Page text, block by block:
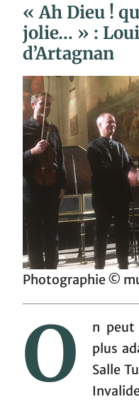
« Ah Dieu !
jolie… » :
d’Artagnan
Photographie ©
O
n peut
plus
Salle